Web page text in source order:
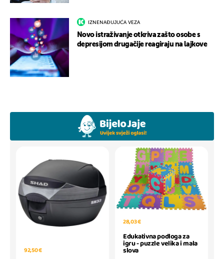
IZNENAĐUJUĆA VEZA
Novo istraživanje otkriva zašto osobe s
depresijom drugačije reagiraju na lajkove
92,50 €
28,03 €
Edukativna podloga za
igru - puzzle velika i mala
slova